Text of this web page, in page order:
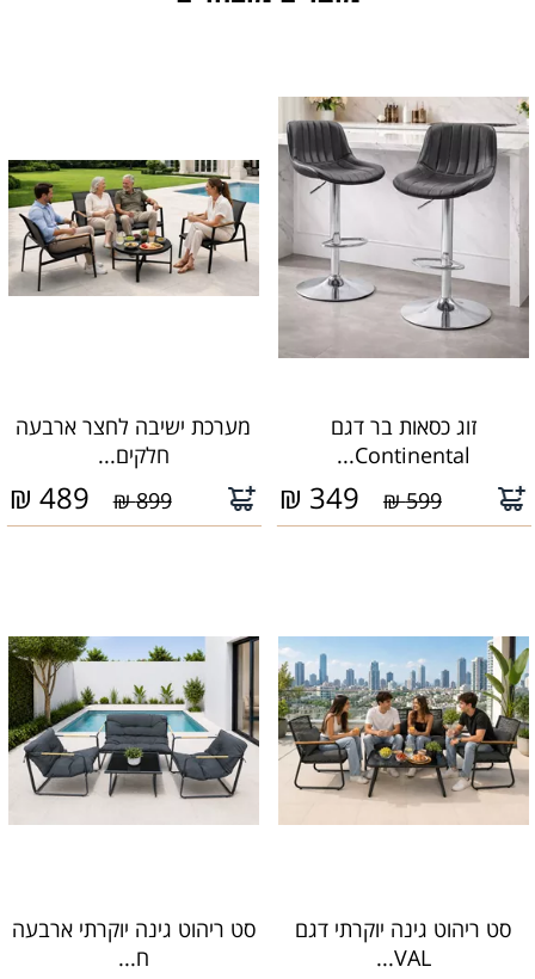
זוג כסאות בר דגם
Continental...
599 ₪
349
₪
מערכת ישיבה לחצר ארבעה
חלקים...
899 ₪
489
₪
סט ריהוט גינה יוקרתי דגם
VAL...
סט ריהוט גינה יוקרתי ארבעה
ח...